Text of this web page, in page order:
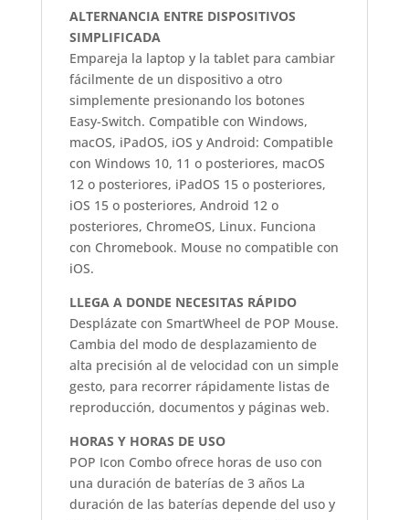
ALTERNANCIA ENTRE DISPOSITIVOS
SIMPLIFICADA
Empareja la laptop y la tablet para cambiar
fácilmente de un dispositivo a otro
simplemente presionando los botones
Easy-Switch. Compatible con Windows,
macOS, iPadOS, iOS y Android: Compatible
con Windows 10, 11 o posteriores, macOS
12 o posteriores, iPadOS 15 o posteriores,
iOS 15 o posteriores, Android 12 o
posteriores, ChromeOS, Linux. Funciona
con Chromebook. Mouse no compatible con
iOS.
LLEGA A DONDE NECESITAS RÁPIDO
Desplázate con SmartWheel de POP Mouse.
Cambia del modo de desplazamiento de
alta precisión al de velocidad con un simple
gesto, para recorrer rápidamente listas de
reproducción, documentos y páginas web.
HORAS Y HORAS DE USO
POP Icon Combo ofrece horas de uso con
una duración de baterías de 3 años La
duración de las baterías depende del uso y